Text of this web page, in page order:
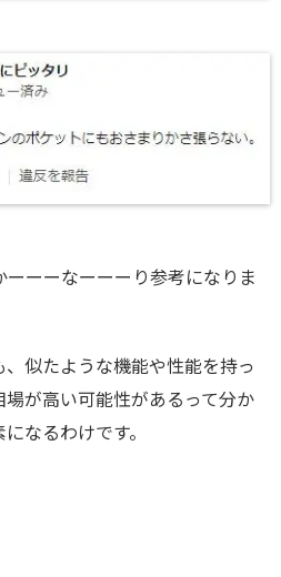
ーーーなーーーり参考になりま
似たような機能や性能を持っ
が高い可能性があるって分か
なるわけです。